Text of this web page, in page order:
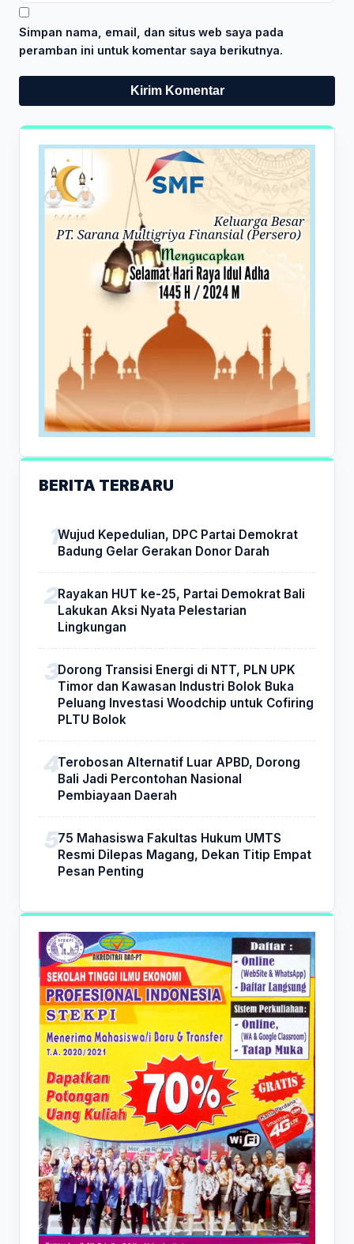
Simpan nama, email, dan situs web saya pada
peramban ini untuk komentar saya berikutnya.
BERITA TERBARU
Wujud Kepedulian, DPC Partai Demokrat
Badung Gelar Gerakan Donor Darah
Rayakan HUT ke-25, Partai Demokrat Bali
Lakukan Aksi Nyata Pelestarian
Lingkungan
Dorong Transisi Energi di NTT, PLN UPK
Timor dan Kawasan Industri Bolok Buka
Peluang Investasi Woodchip untuk Cofiring
PLTU Bolok
Terobosan Alternatif Luar APBD, Dorong
Bali Jadi Percontohan Nasional
Pembiayaan Daerah
75 Mahasiswa Fakultas Hukum UMTS
Resmi Dilepas Magang, Dekan Titip Empat
Pesan Penting